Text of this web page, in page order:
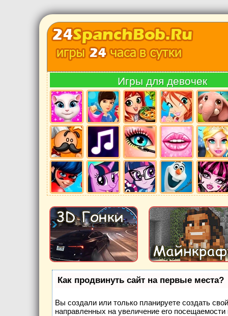
Игры для девочек
Как продвинуть сайт на первые места?
Вы создали или только планируете создать
направленных на увеличение его